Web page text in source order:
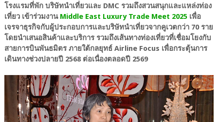
โรงแรมที่พัก บริษัทนำเที่ยวและ DMC รวมถึงสวนสนุกและแหล่งท่อง
เที่ยว เข้าร่วมงาน Middle East Luxury Trade Meet 2025เพื่อ
เจรจาธุรกิจกับผู้ประกอบการและบริษัทนำเที่ยวจากคูเวตกว่า 70 ราย
โดยนำเสนอสินค้าและบริการ รวมถึงเส้นทางท่องเที่ยวที่เชื่อมโยงกับ
สายการบินพันธมิตร ภายใต้กลยุทธ์ Airline Focus เพื่อกระตุ้นการ
เดินทางช่วงปลายปี 2568 ต่อเนื่องตลอดปี 2569